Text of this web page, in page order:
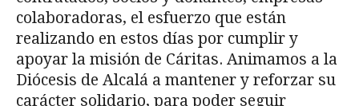
colaboradoras, el esfuerzo que están
realizando en estos días por cumplir y
apoyar la misión de Cáritas. Animamos a la
Diócesis de Alcalá a mantener y reforzar su
carácter solidario, para poder seguir